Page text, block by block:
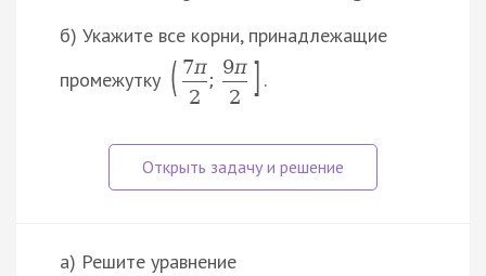
б) Укажите все корни, принадлежащие
промежутку ( 7π
2
;
9π
2
] .
а) Решите уравнение